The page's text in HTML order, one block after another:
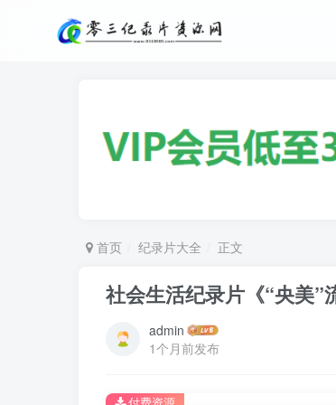
首页 纪录片大全 正文
社会生活纪录片《“央美”
admin
1个月前发布